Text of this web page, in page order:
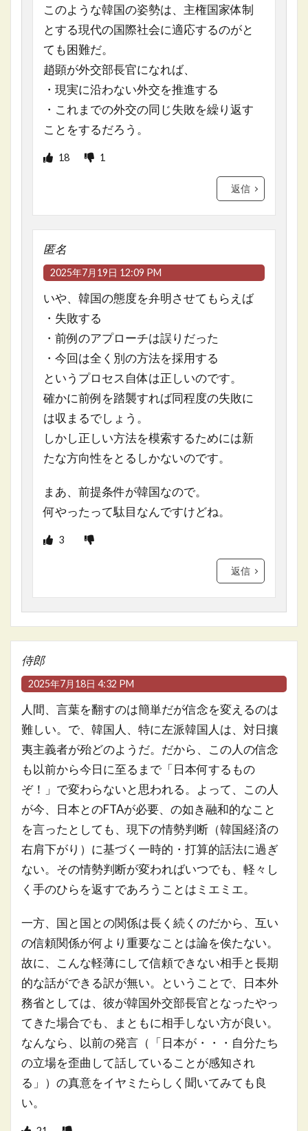
このような韓国の姿勢は、主権国家体制
とする現代の国際社会に適応するのがと
ても困難だ。
趙顕が外交部長官になれば、
・現実に沿わない外交を推進する
・これまでの外交の同じ失敗を繰り返す
ことをするだろう。
18 1
返信
匿名
2025年7月19日 12:09 PM
いや、韓国の態度を弁明させてもらえば
・失敗する
・前例のアプローチは誤りだった
・今回は全く別の方法を採用する
というプロセス自体は正しいのです。
確かに前例を踏襲すれば同程度の失敗に
は収まるでしょう。
しかし正しい方法を模索するためには新
たな方向性をとるしかないのです。
まあ、前提条件が韓国なので。
何やったって駄目なんですけどね。
3
返信
侍郎
2025年7月18日 4:32 PM
人間、言葉を翻すのは簡単だが信念を変えるのは
難しい。で、韓国人、特に左派韓国人は、対日攘
夷主義者が殆どのようだ。だから、この人の信念
も以前から今日に至るまで「日本何するもの
ぞ！」で変わらないと思われる。よって、この人
が今、日本とのFTAが必要、の如き融和的なこと
を言ったとしても、現下の情勢判断（韓国経済の
右肩下がり）に基づく一時的・打算的話法に過ぎ
ない。その情勢判断が変わればいつでも、軽々し
く手のひらを返すであろうことはミエミエ。
一方、国と国との関係は長く続くのだから、互い
の信頼関係が何より重要なことは論を俟たない。
故に、こんな軽薄にして信頼できない相手と長期
的な話ができる訳が無い。ということで、日本外
務省としては、彼が韓国外交部長官となったやっ
てきた場合でも、まともに相手しない方が良い。
なんなら、以前の発言（「日本が・・・自分たち
の立場を歪曲して話していることが感知され
る」）の真意をイヤミたらしく聞いてみても良
い。